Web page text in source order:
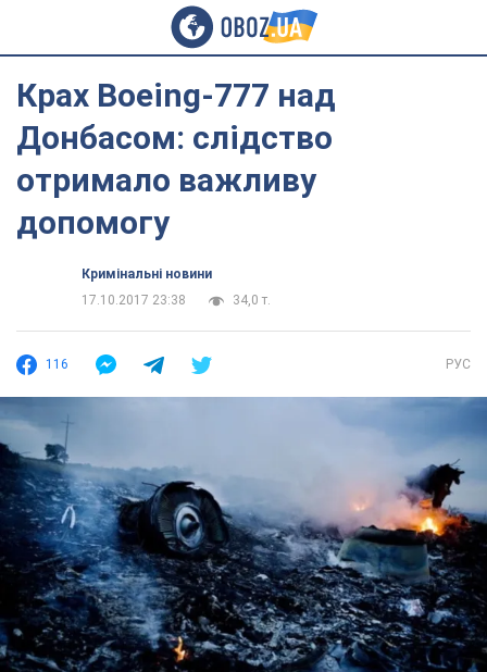
Крах Boeing-777 над
Донбасом: слідство
отримало важливу
допомогу
Кримінальні новини
17.10.2017 23:38
34,0 т.
116 РУС